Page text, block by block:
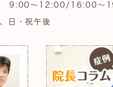
9:00～12:00/16:00～
日・祝午後